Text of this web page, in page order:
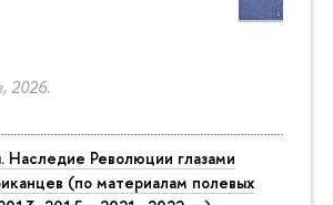
2026.
Наследие Революции глазами
(по материалам полевых